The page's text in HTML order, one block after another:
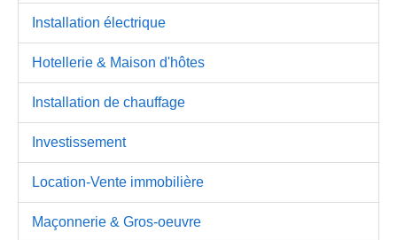
Installation électrique
Hotellerie & Maison d'hôtes
Installation de chauffage
Investissement
Location-Vente immobilière
Maçonnerie & Gros-oeuvre